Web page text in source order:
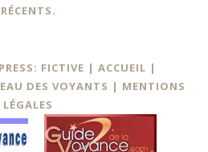
RÉCENTS.
FICTIVE | ACCUEIL |
DES VOYANTS | MENTIONS
LÉGALES